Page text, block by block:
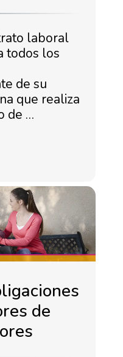
laboral
todos los
de su
que realiza
de …
de